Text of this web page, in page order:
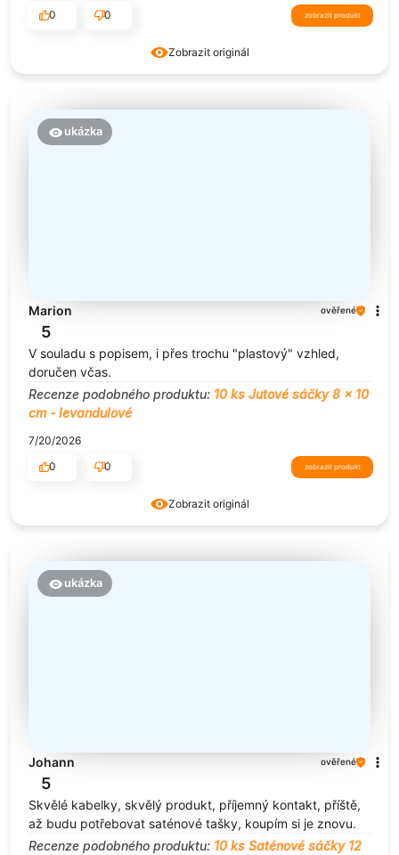
Zobrazit originál
0
0 zobrazit produkt
Zobrazit originál
ukázka
Marion ověřené
5
V souladu s popisem, i přes trochu "plastový" vzhled,
doručen včas.
Recenze podobného produktu: 10 ks Jutové sáčky 8 x 10
cm - levandulové
7/20/2026
0
0 zobrazit produkt
ukázka
Johann ověřené
5
Skvělé kabelky, skvělý produkt, příjemný kontakt, příště,
až budu potřebovat saténové tašky, koupím si je znovu.
Recenze podobného produktu: 10 ks Saténové sáčky 12